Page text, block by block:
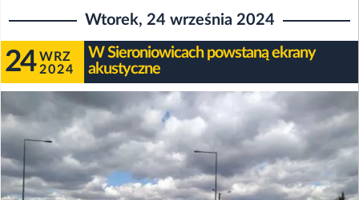
Wtorek, 24 września 2024
24 WRZ
2024
W Sieroniowicach powstaną ekrany
akustyczne